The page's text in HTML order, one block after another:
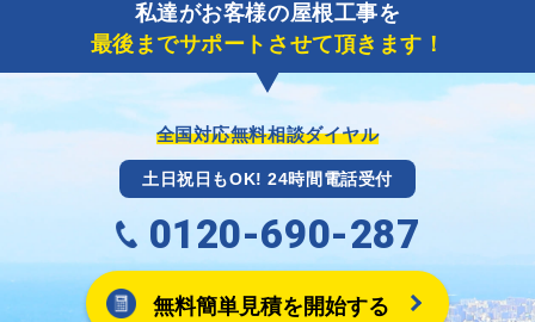
私達がお客様の屋根工事を
最後までサポートさせて頂きます！
全国対応無料相談ダイヤル
土日祝日もOK! 24時間電話受付
0120-690-287
無料簡単見積を開始する